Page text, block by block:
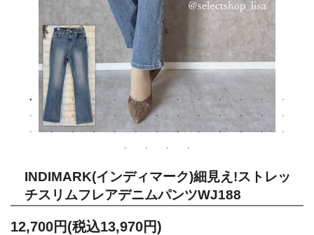
INDIMARK(インディマーク)細見え!ストレッ
チスリムフレアデニムパンツWJ188
12,700円(税込13,970円)